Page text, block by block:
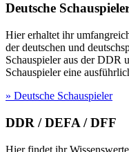
Deutsche
Hier erhaltet ihr
der deutschen und
Schauspieler aus der DDR
Schauspieler eine
» Deutsche Schauspieler
DDR / DEFA / DFF
Hier findet ihr